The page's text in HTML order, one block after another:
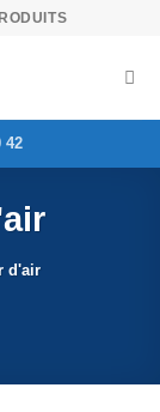
42
d'air